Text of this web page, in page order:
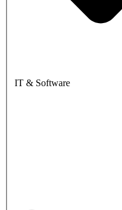
IT & Software